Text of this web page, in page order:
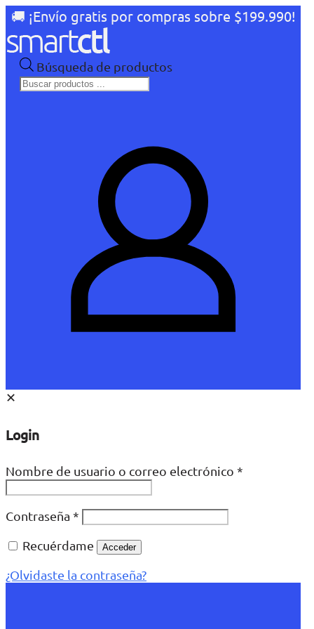
🚚 ¡Envío gratis por compras sobre $199.990!
Búsqueda de productos
✕
Login
Nombre de usuario o correo electrónico *
Contraseña *
Recuérdame
Acceder
¿Olvidaste la contraseña?